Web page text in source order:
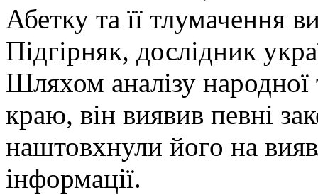
Абетку та її тлумачення
Підгірняк, дослідник
Шляхом аналізу народної
краю, він виявив певні
наштовхнули його на
інформації.